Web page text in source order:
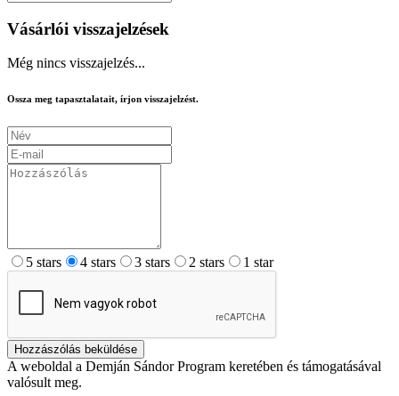
Vásárlói visszajelzések
Még nincs visszajelzés...
Ossza meg tapasztalatait, írjon visszajelzést.
5 stars 4 stars 3 stars 2 stars 1 star
Hozzászólás beküldése
A weboldal a Demján Sándor Program keretében és támogatásával
valósult meg.